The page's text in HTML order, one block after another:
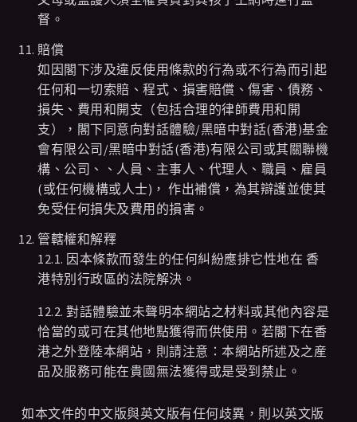
督。
賠償
如因閣下涉及違反使用條款的行為或不行為而引起
任何和一切索賠、程式、損害賠償、傷害、債務、
損失、費用和開支（包括合理的律師費用和開
支），閣下同意向對話體驗/黑暗中對話(香港)基金
會有限公司/黑暗中對話(香港)有限公司或其關聯機
構、公司、、人員、主事人、代理人、職員、雇員
(或任何機構或人士)， 作出補償，為其辯護並使其
免受任何損失及費用的損害。
管轄權和解釋
12.1. 因本條款而發生的任何糾紛應排它性地在 香
港特別行政區的法院解決。
12.2. 對話體驗並未聲明本網站之材料或其他內容是
恰當的或可在其他地點獲得而供使用。若閣下在香
港之外登陸本網站，則請注意：本網站所述及之産
品及服務可能在貴國無法獲得或是受到禁止。
如本文件的中文版與英文版有任何歧異，則以英文版